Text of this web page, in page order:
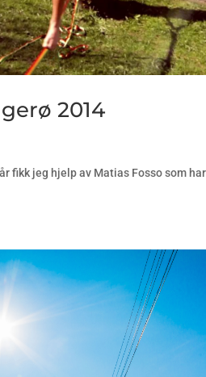
2014
fikk jeg hjelp av Matias Fosso som